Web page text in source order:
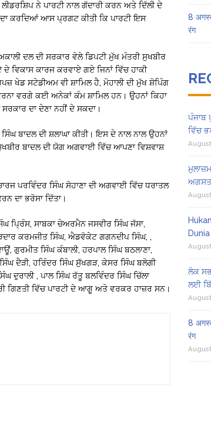
ਨੇ ਪਾਰਟੀ ਨਾਲ ਗੱਦਾਰੀ ਕਰਨ ਅਤੇ ਦਿੱਲੀ ਦੇ
ਕਰਦਿਆਂ ਆਸ ਪ੍ਰਗਟ ਕੀਤੀ ਕਿ ਪਾਰਟੀ ਇਸ
ਦਲ ਦੀ ਸਰਕਾਰ ਵੇਲੇ ਡਿਪਟੀ ਮੁੱਖ ਮੰਤਰੀ ਸੁਖਬੀਰ
ਵਿਕਾਸ ਕਾਰਜ ਕਰਵਾਏ ਗਏ ਜਿਨਾਂ ਵਿੱਚ ਹਾਕੀ
ਖੇਡ ਸਟੇਡੀਅਮ ਵੀ ਸ਼ਾਮਿਲ ਹੈ, ਮੋਹਾਲੀ ਦੀ ਮੁੱਖ ਸ਼ੋਪਿੰਗ
ਵਰਗੇ ਕਈ ਅਨੇਕਾਂ ਕੰਮ ਸ਼ਾਮਿਲ ਹਨ। ਉਹਨਾਂ ਕਿਹਾ
ਦਾ ਦੇਣਾ ਨਹੀਂ ਦੇ ਸਕਦਾ।
ਬਾਦਲ ਦੀ ਸ਼ਲਾਘਾ ਕੀਤੀ। ਇਸ ਦੇ ਨਾਲ ਨਾਲ ਉਹਨਾਂ
ਬਾਦਲ ਦੀ ਯੋਗ ਅਗਵਾਈ ਵਿੱਚ ਆਪਣਾ ਵਿਸ਼ਵਾਸ਼
ਪਰਵਿੰਦਰ ਸਿੰਘ ਸੋਹਾਣਾ ਦੀ ਅਗਵਾਈ ਵਿੱਚ ਧਰਾਤਲ
ਦਾ ਭਰੋਸਾ ਦਿੱਤਾ।
ਪ੍ਰਿੰਸ, ਸਾਬਕਾ ਚੇਅਰਮੈਨ ਜਸਵੀਰ ਸਿੰਘ ਜੱਸਾ,
ਕਰਮਜੀਤ ਸਿੰਘ, ਐਡਵੋਕੇਟ ਗਗਨਦੀਪ ਸਿੰਘ, ,
ਗੁਰਮੀਤ ਸਿੰਘ ਕੰਬਾਲੀ, ਹਰਪਾਲ ਸਿੰਘ ਬਠਲਾਣਾ,
ਦੈੜੀ, ਹਰਿੰਦਰ ਸਿੰਘ ਸੁੱਖਗੜ, ਕੇਸਰ ਸਿੰਘ ਬਲੋਗੀ
ਦੁਰਾਲੀ , ਪਾਲ ਸਿੰਘ ਰੱਤੂ ਬਲਵਿੰਦਰ ਸਿੰਘ ਚਿੱਲਾ
ਗਿਣਤੀ ਵਿੱਚ ਪਾਰਟੀ ਦੇ ਆਗੂ ਅਤੇ ਵਰਕਰ ਹਾਜ਼ਰ ਸਨ।
8
रंग
ਪੰਜਾਬ
ਵਿੱਚ
ਅਗਸਤ
Dunia
ਲੋਕ
ਲਈ
8
रंग